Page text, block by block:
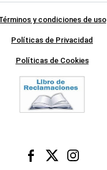
y condiciones de uso
Políticas de Privacidad
Políticas de Cookies